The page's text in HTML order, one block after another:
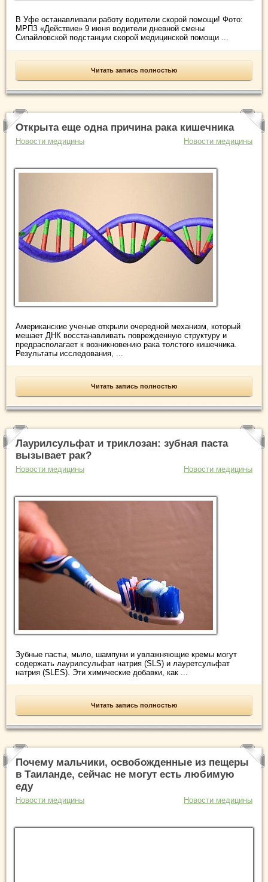
В Уфе останавливали работу водители скорой помощи! Фото:
МРПЗ «Действие» 9 июня водители дневной смены
Сипайловской подстанции скорой медицинской помощи ...
Читать запись полностью
Открыта еще одна причина рака кишечника
Новости медицины Новости медицины
Американские ученые открыли очередной механизм, который
мешает ДНК восстанавливать поврежденную структуру и
предрасполагает к возникновению рака толстого кишечника.
Результаты исследования, ...
Читать запись полностью
Лаурилсульфат и триклозан: зубная паста
вызывает рак?
Новости медицины Новости медицины
Зубные пасты, мыло, шампуни и увлажняющие кремы могут
содержать лаурилсульфат натрия (SLS) и лауретсульфат
натрия (SLES). Эти химические добавки, как ...
Читать запись полностью
Почему мальчики, освобожденные из пещеры
в Таиланде, сейчас не могут есть любимую
еду
Новости медицины Новости медицины